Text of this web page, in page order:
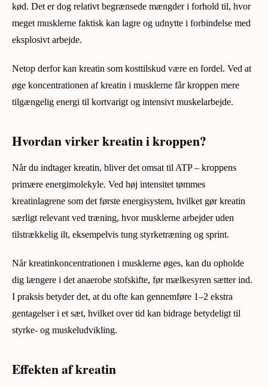
kød. Det er dog relativt begrænsede mængder i forhold til, hvor
meget musklerne faktisk kan lagre og udnytte i forbindelse med
eksplosivt arbejde.
Netop derfor kan kreatin som kosttilskud være en fordel. Ved at
øge koncentrationen af kreatin i musklerne får kroppen mere
tilgængelig energi til kortvarigt og intensivt muskelarbejde.
Hvordan virker kreatin i kroppen?
Når du indtager kreatin, bliver det omsat til ATP – kroppens
primære energimolekyle. Ved høj intensitet tømmes
kreatinlagrene som det første energisystem, hvilket gør kreatin
særligt relevant ved træning, hvor musklerne arbejder uden
tilstrækkelig ilt, eksempelvis tung styrketræning og sprint.
Når kreatinkoncentrationen i musklerne øges, kan du opholde
dig længere i det anaerobe stofskifte, før mælkesyren sætter ind.
I praksis betyder det, at du ofte kan gennemføre 1–2 ekstra
gentagelser i et sæt, hvilket over tid kan bidrage betydeligt til
styrke- og muskeludvikling.
Effekten af kreatin